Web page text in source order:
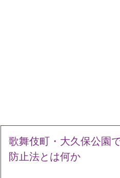
歌舞伎町・大久保公園
防止法とは何か